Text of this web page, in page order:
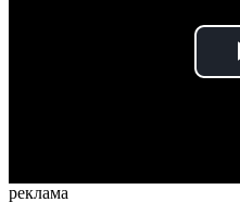
реклама